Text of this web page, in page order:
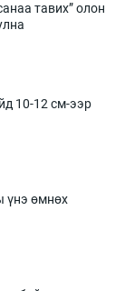
тавих” олон
10-12 см-ээр
үнэ өмнөх